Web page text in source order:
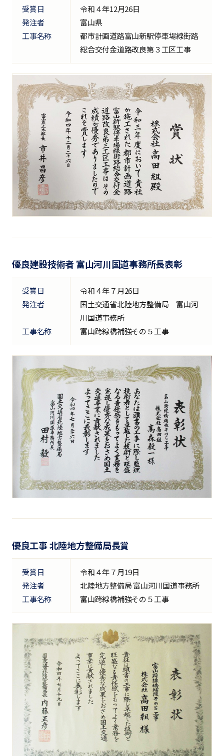
受賞日
令和４年12月26日
発注者
富山県
工事名称
都市計画道路富山新駅停車場線街路
総合交付金道路改良第３工区工事
優良建設技術者 富山河川国道事務所長表彰
受賞日
令和４年７月26日
発注者
国土交通省北陸地方整備局 富山河
川国道事務所
工事名称
富山跨線橋補強その５工事
優良工事 北陸地方整備局長賞
受賞日
令和４年７月19日
発注者
北陸地方整備局 富山河川国道事務所
工事名称
富山跨線橋補強その５工事